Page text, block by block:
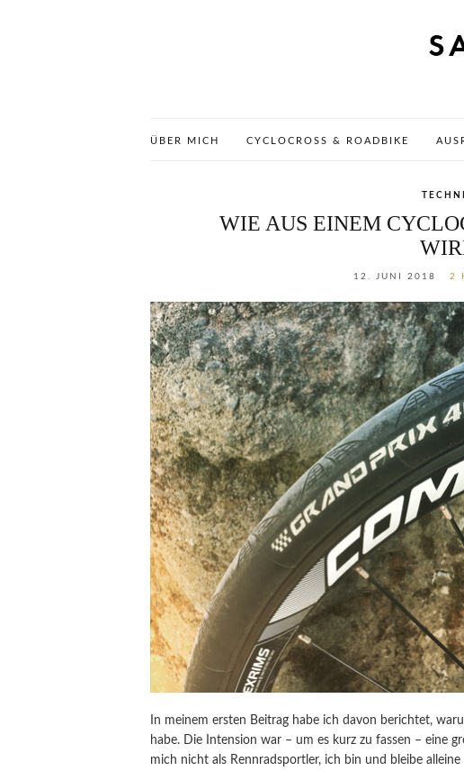
ÜBER MICH CYCLOCROSS & ROADBIKE
WIE AUS EINEM
12. JUNI 2018 2
In meinem ersten Beitrag habe ich davon berichtet,
habe. Die Intension war – um es kurz zu fassen – eine
mich nicht als Rennradsportler, ich bin und bleibe